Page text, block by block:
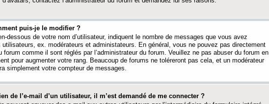
puis-je le modifier ?
dessous de votre nom d’utilisateur, indiquent le nombre de messages que vous avez
ex. modérateurs et administateurs. En général, vous ne pouvez pas directement
comme il sont réglés par l’administrateur du forum. Veuillez ne pas abuser du forum en
pour augmenter votre rang. Beaucoup de forums ne toléreront pas cela, et un modérateur
simplement votre compteur de messages.
de l’e-mail d’un utilisateur, il m’est demandé de me connecter ?